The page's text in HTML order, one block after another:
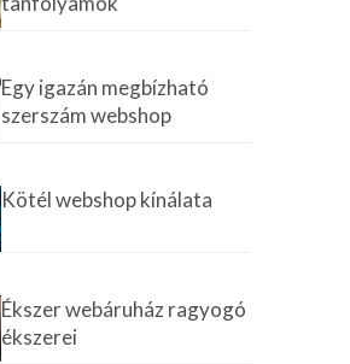
Egy igazán megbízható
szerszám webshop
Kötél webshop kínálata
Ékszer webáruház ragyogó
ékszerei